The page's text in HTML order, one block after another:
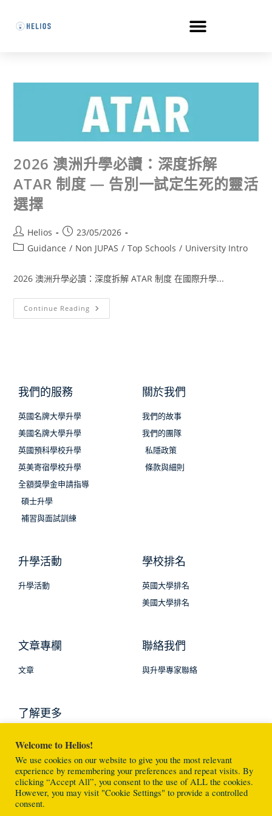
2026 澳洲升學必讀：深度拆解
ATAR 制度 — 告別一試定生死的靈活
選擇
Helios
23/05/2026
Guidance / Non JUPAS / Top Schools / University Intro
2026 澳洲升學必讀：深度拆解 ATAR 制度 在國際升學...
Continue Reading
我們的服務
英國名牌大學升學
美國名牌大學升學
英國預科學校升學
英美寄宿學校升學
全額獎學金申請指導
碩士升學
補習與面試訓練
關於我們
我們的故事
我們的團隊
私隱政策
條款與細則
升學活動
升學活動
學校排名
英國大學排名
美國大學排名
文章專欄
文章
聯絡我們
與升學專家聯絡
了解更多
Helios Education © 2026 版權所有 不得轉載
Welcome to Helios!
We use cookies on our website to give you the most relevant
experience by remembering your preferences and repeat visits. By
clicking “Accept All”, you consent to the use of ALL the cookies.
However, you may visit "Cookie Settings" to provide a controlled
consent.